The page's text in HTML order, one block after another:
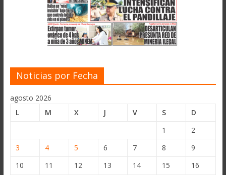
Noticias por Fecha
agosto 2026
L
M X J V S
D
1
2
3
4 5 6 7 8
9
10
11 12 13 14 15
16